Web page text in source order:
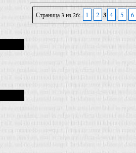
Страница 3 из 26: 1 2 3 4 5 6